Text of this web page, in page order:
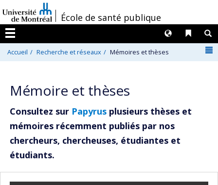
au
contenu
/École de santé publique
Menu
Liens
Langues
Accueil Recherche et réseaux Mémoires et thèses
Mémoire et thèses
Consultez sur Papyrus plusieurs thèses et
mémoires récemment publiés par nos
chercheurs, chercheuses, étudiantes et
étudiants.